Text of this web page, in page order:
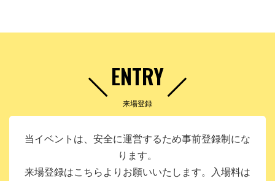
ENTRY
来場登録
当イベントは、安全に運営するため事前登録制にな
ります。
来場登録はこちらよりお願いいたします。入場料は